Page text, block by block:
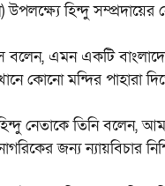
উপলক্ষ্যে হিন্দু
এমন একটি
কোনো মন্দির পাহারা
নেতাকে তিনি বলেন,
জন্য ন্যায়বিচার